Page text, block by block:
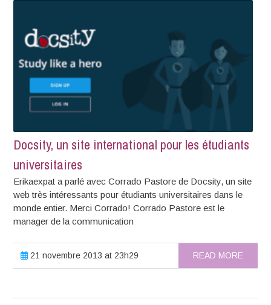
Docsity, un site international pour les étudiants
universitaires
Erikaexpat a parlé avec Corrado Pastore de Docsity, un site
web très intéressants pour étudiants universitaires dans le
monde entier. Merci Corrado! Corrado Pastore est le
manager de la communication
21 novembre 2013 at 23h29 READ MORE